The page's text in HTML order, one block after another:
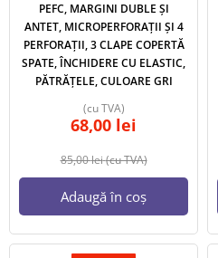
PEFC, MARGINI DUBLE ȘI
ANTET, MICROPERFORAȚII ȘI 4
PERFORAȚII, 3 CLAPE COPERTĂ
SPATE, ÎNCHIDERE CU ELASTIC,
PĂTRĂȚELE, CULOARE GRI
85,00lei(cu TVA)
68,00 lei
(cu TVA)
Adaugă în coș